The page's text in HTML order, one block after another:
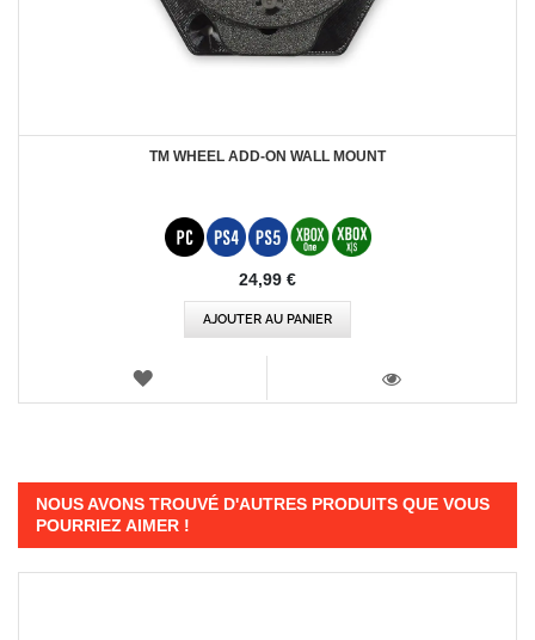
TM WHEEL ADD-ON WALL MOUNT
24,99 €
AJOUTER AU PANIER
AJOUTER
NOUS AVONS TROUVÉ D'AUTRES PRODUITS QUE VOUS
POURRIEZ AIMER !